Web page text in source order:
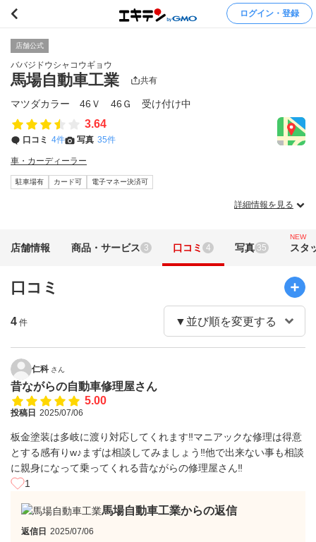
ログイン・登録
店舗公式
ババジドウシャコウギョウ
馬場自動車工業 共有
マツダカラー 46Ｖ 46Ｇ 受け付け中
3.64
口コミ 4件 写真 35件
車・カーディーラー
駐車場有 カード可 電子マネー決済可
詳細情報を見る
店舗情報 商品・サービス 3 口コミ 4 写真 35
NEW
スタ
口コミ
4 件
仁科 さん
昔ながらの自動車修理屋さん
5.00
投稿日 2025/07/06
板金塗装は多岐に渡り対応してくれます‼️マニアックな修理は得意
とする感有りw♪まずは相談してみましょう‼️他で出来ない事も相談
に親身になって乗ってくれる昔ながらの修理屋さん‼️
1
馬場自動車工業からの返信
返信日 2025/07/06